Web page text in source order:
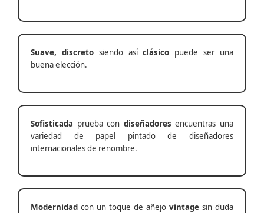
Suave, discretosiendo asíclásico puede ser una
buena elección.
Sofisticada prueba con diseñadores encuentras una
variedad de papel pintado de diseñadores
internacionales de renombre.
Modernidad con un toque de añejo vintage sin duda